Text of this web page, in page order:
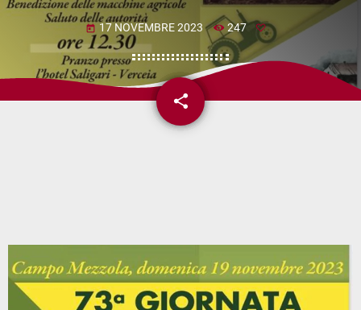
today 17 NOVEMBRE 2023 247
share
email